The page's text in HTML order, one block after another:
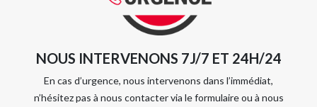
NOUS INTERVENONS 7J/7 ET 24H/24
En cas d’urgence, nous intervenons dans l’immédiat,
n’hésitez pas à nous contacter via le formulaire ou à nous